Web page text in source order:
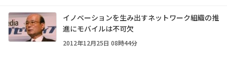
イノベーションを生み出すネットワーク組織の推
進にモバイルは不可欠
2012年12月25日 08時44分